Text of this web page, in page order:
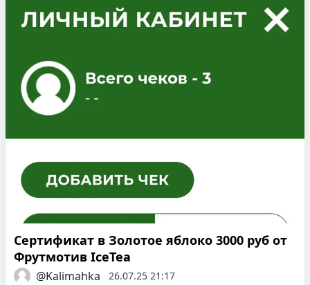
Сертификат в Золотое яблоко 3000 руб от
Фрутмотив IceTea
@Kalimahka 26.07.25 21:17